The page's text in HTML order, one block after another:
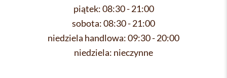
piątek:08:30 - 21:00
sobota:08:30 - 21:00
niedziela handlowa:09:30 - 20:00
niedziela: nieczynne